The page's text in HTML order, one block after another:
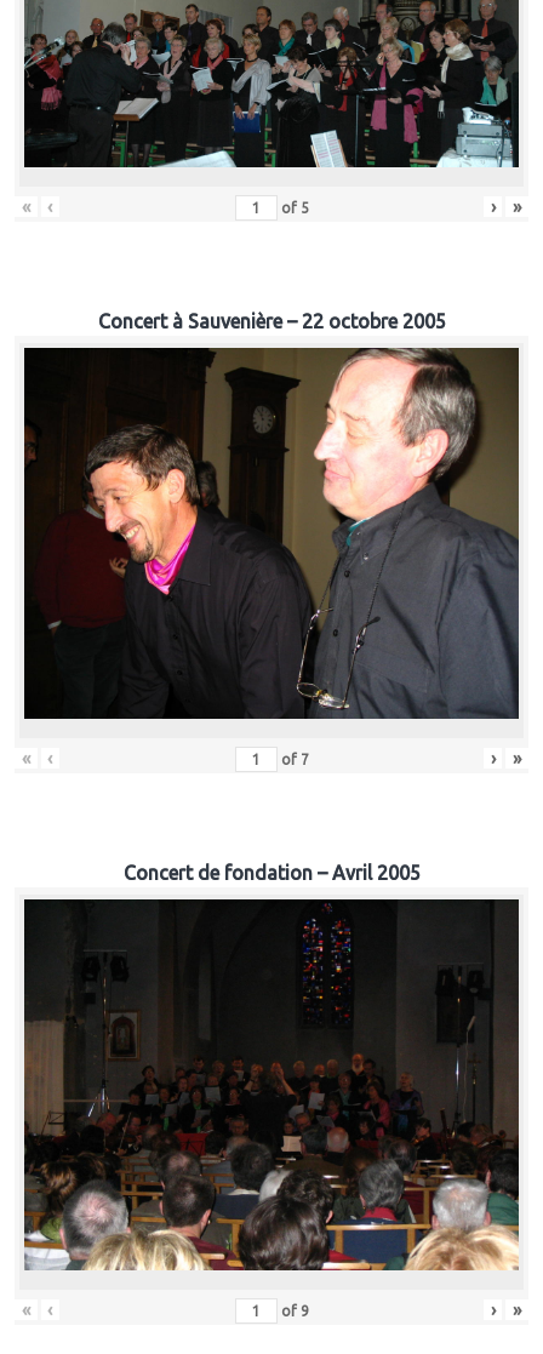
« ‹ of 5 › »
Concert à Sauvenière – 22 octobre 2005
« ‹ of 7 › »
Concert de fondation – Avril 2005
« ‹ of 9 › »